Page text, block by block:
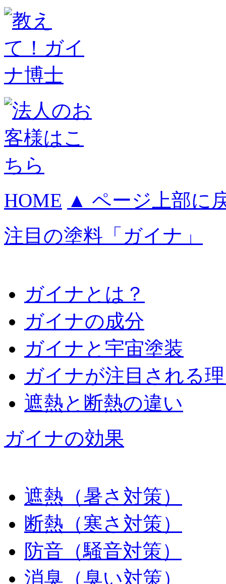
HOME ▲ ページ上部に
注目の塗料「ガイナ」
ガイナとは？
ガイナの成分
ガイナと宇宙塗装
ガイナが注目される
遮熱と断熱の違い
ガイナの効果
遮熱（暑さ対策）
断熱（寒さ対策）
防音（騒音対策）
消臭（臭い対策）